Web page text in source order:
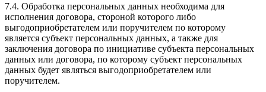
7.4. Обработка персональных данных необходима для
исполнения договора, стороной которого либо
выгодоприобретателем или поручителем по которому
является субъект персональных данных, а также для
заключения договора по инициативе субъекта персональных
данных или договора, по которому субъект персональных
данных будет являться выгодоприобретателем или
поручителем.